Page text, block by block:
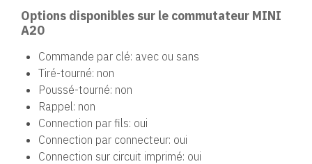
Options disponibles sur le commutateur MINI
A20
Commande par clé: avec ou sans
Tiré-tourné: non
Poussé-tourné: non
Rappel: non
Connection par fils: oui
Connection par connecteur: oui
Connection sur circuit imprimé: oui